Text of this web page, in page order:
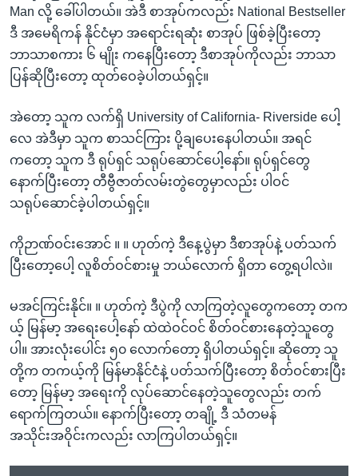
Man လို့ ခေါ်ပါတယ်။ အဲဒီ စာအုပ်ကလည်း National Bestseller
ဒီ အမေရိကန် နိုင်ငံမှာ အရောင်းရဆုံး စာအုပ် ဖြစ်ခဲ့ပြီးတော့
ဘာသာစကား ၆ မျိုး ကနေပြီးတော့ ဒီစာအုပ်ကိုလည်း ဘာသာ
ပြန်ဆိုပြီးတော့ ထုတ်ဝေခဲ့ပါတယ်ရှင့်။
အဲတော့ သူက လက်ရှိ University of California- Riverside ပေါ့
လေ အဲဒီမှာ သူက စာသင်ကြား ပို့ချပေးနေပါတယ်။ အရင်
ကတော့ သူက ဒီ ရုပ်ရှင် သရုပ်ဆောင်ပေါ့နော်။ ရုပ်ရှင်တွေ
နောက်ပြီးတော့ တီဗွီဇာတ်လမ်းတွဲတွေမှာလည်း ပါဝင်
သရုပ်ဆောင်ခဲ့ပါတယ်ရှင့်။
ကိုဉာဏ်ဝင်းအောင် ။ ။ ဟုတ်ကဲ့ ဒီနေ့ပွဲမှာ ဒီစာအုပ်နဲ့ ပတ်သက်
ပြီးတော့ပေါ့ လူစိတ်ဝင်စားမှု ဘယ်လောက် ရှိတာ တွေ့ရပါလဲ။
မအင်ကြင်းနိုင်။ ။ ဟုတ်ကဲ့ ဒီပွဲကို လာကြတဲ့လူတွေကတော့ တက
ယ့် မြန်မာ့ အရေးပေါ့နော် ထဲထဲဝင်ဝင် စိတ်ဝင်စားနေတဲ့သူတွေ
ပါ။ အားလုံးပေါင်း ၅၀ လောက်တော့ ရှိပါတယ်ရှင့်။ ဆိုတော့ သူ
တို့က တကယ့်ကို မြန်မာနိုင်ငံနဲ့ ပတ်သက်ပြီးတော့ စိတ်ဝင်စားပြီး
တော့ မြန်မာ့ အရေးကို လုပ်ဆောင်နေတဲ့သူတွေလည်း တက်
ရောက်ကြတယ်။ နောက်ပြီးတော့ တချို့ ဒီ သံတမန်
အသိုင်းအဝိုင်းကလည်း လာကြပါတယ်ရှင့်။